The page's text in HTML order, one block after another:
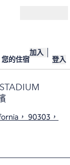
您的住宿
加入
登入
， 90303，